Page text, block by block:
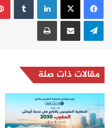
تيلقرام مشاركة عبر البريد طباعة
مقالات ذات صلة